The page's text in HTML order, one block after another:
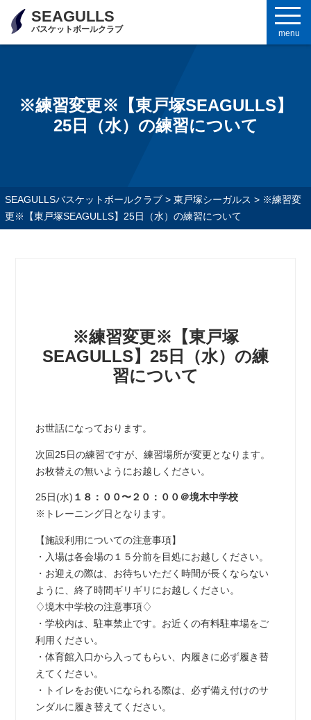
SEAGULLS
バスケットボールクラブ menu
※練習変更※【東戸塚SEAGULLS】
25日（水）の練習について
SEAGULLSバスケットボールクラブ> 東戸塚シーガルス > ※練習変
更※【東戸塚SEAGULLS】25日（水）の練習について
※練習変更※【東戸塚
SEAGULLS】25日（水）の練
習について
お世話になっております。
次回25日の練習ですが、練習場所が変更となります。
お枚替えの無いようにお越しください。
25日(水) １８：００〜２０：００＠境木中学校
※トレーニング日となります。
【施設利用についての注意事項】
・入場は各会場の１５分前を目処にお越しください。
・お迎えの際は、お待ちいただく時間が長くならない
ように、終了時間ギリギリにお越しください。
♢境木中学校の注意事項♢
・学校内は、駐車禁止です。お近くの有料駐車場をご
利用ください。
・体育館入口から入ってもらい、内履きに必ず履き替
えてください。
・トイレをお使いになられる際は、必ず備え付けのサ
ンダルに履き替えてください。